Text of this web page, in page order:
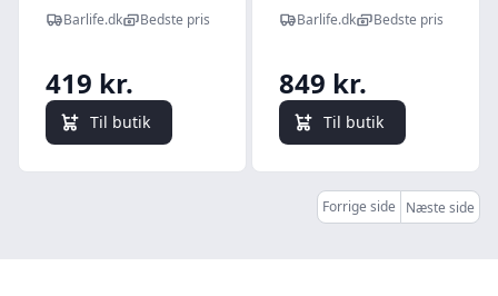
Barlife.dk Bedste pris
419 kr.
Til butik
Barlife.dk Bedste pris
849 kr.
Til butik
Forrige side Næste side